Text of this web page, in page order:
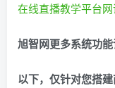
在线直播教学平台
旭智网更多系统功能
以下，仅针对您搭